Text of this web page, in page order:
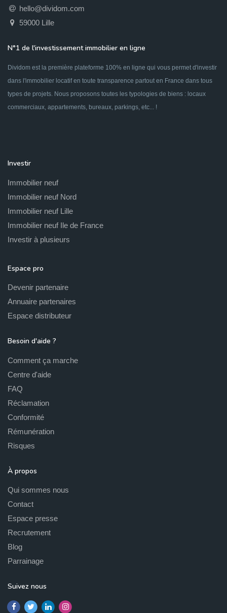
hello@dividom.com
59000 Lille
N°1 de l'investissement immobilier en ligne
Dividom est la première plateforme 100% en ligne qui vous permet d'investir
dans l'immobilier locatif en toute transparence partout en France dans tous
types de projets. Nous proposons toutes les typologies de biens : locaux
commerciaux, appartements, bureaux, parkings, etc... !
Investir
Immobilier neuf
Immobilier neuf Nord
Immobilier neuf Lille
Immobilier neuf Ile de France
Investir à plusieurs
Espace pro
Devenir partenaire
Annuaire partenaires
Espace distributeur
Besoin d'aide ?
Comment ça marche
Centre d'aide
FAQ
Réclamation
Conformité
Rémunération
Risques
À propos
Qui sommes nous
Contact
Espace presse
Recrutement
Blog
Parrainage
Suivez nous